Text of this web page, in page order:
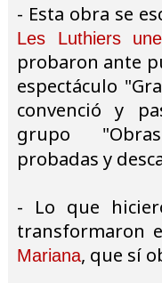
- Esta obra se
Les Luthiers
probaron ante
espectáculo
convenció y
grupo
probadas y
- Lo que
transformaron
Mariana, que sí